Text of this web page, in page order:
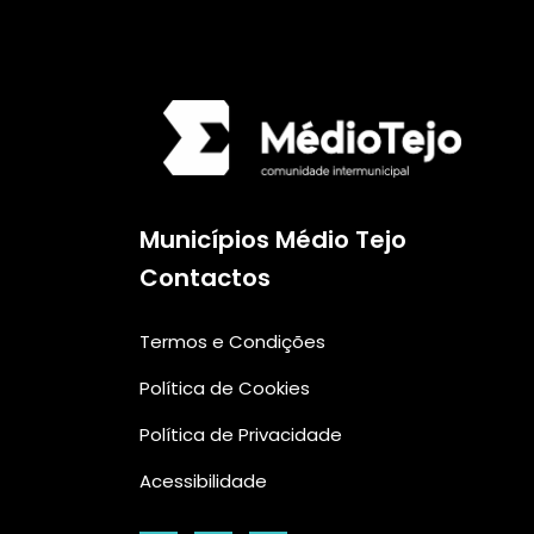
Municípios Médio Tejo
Contactos
Termos e Condições
Política de Cookies
Política de Privacidade
Acessibilidade